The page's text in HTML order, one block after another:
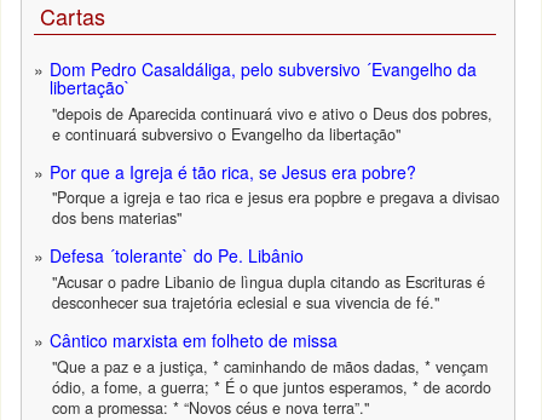
Cartas
Dom Pedro Casaldáliga, pelo subversivo ´Evangelho da
libertação`
"depois de Aparecida continuará vivo e ativo o Deus dos pobres,
e continuará subversivo o Evangelho da libertação"
Por que a Igreja é tão rica, se Jesus era pobre?
"Porque a igreja e tao rica e jesus era popbre e pregava a divisao
dos bens materias"
Defesa ´tolerante` do Pe. Libânio
"Acusar o padre Libanio de lìngua dupla citando as Escrituras é
desconhecer sua trajetória eclesial e sua vivencia de fé."
Cântico marxista em folheto de missa
"Que a paz e a justiça, * caminhando de mãos dadas, * vençam
ódio, a fome, a guerra; * É o que juntos esperamos, * de acordo
com a promessa: * “Novos céus e nova terra”."